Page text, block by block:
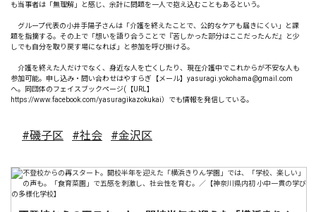
も当事者は「無理解」と感じ、余計に問題を一人で抱え込むこともあるという。
グループ代表の小井手陽子さんは「介護を終えたことで、公的なケアも届きにくい」と課
題を指摘する。その上で「想いを語り合うことで『苦しかった部分はここだったんだ』と少
しでも自分を取り戻す場になれば」と参加を呼び掛ける。
介護を終えた人だけでなく、身近な人を亡くしたり、現在介護中でこれからが不安な人も
参加可能。申し込み・問い合わせはやすらぎ【メール】yasuragi.yokohama@gmail.com
へ。同団体のフェイスブックページ(【URL】
https://www.facebook.com/yasuragikazokukai）でも情報を発信している。
#磯子区 #社会 #金沢区